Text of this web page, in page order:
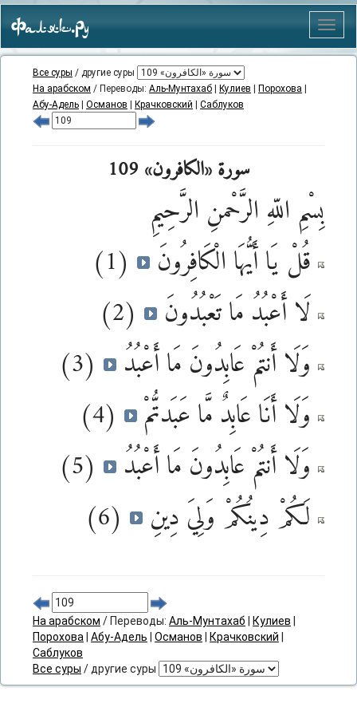
Меню
Фаляк.Ру
Все суры / другие суры
На арабском / Переводы: Аль-Мунтахаб Кулиев Порохова
Абу-Адель
Османов Крачковский Саблуков
سورة «الكافرون» 109
بِسْمِ اللّهِ الرَّحْمنِ الرَّحِيمِ
قُلْ يَا أَيُّهَا الْكَافِرُونَ
(1)
لَا أَعْبُدُ مَا تَعْبُدُونَ
(2)
وَلَا أَنتُمْ عَابِدُونَ مَا أَعْبُدُ
(3)
وَلَا أَنَا عَابِدٌ مَّا عَبَدتُّمْ
(4)
وَلَا أَنتُمْ عَابِدُونَ مَا أَعْبُدُ
(5)
لَكُمْ دِينُكُمْ وَلِيَ دِينِ
(6)
На арабском / Переводы: Аль-Мунтахаб Кулиев
Порохова
Абу-Адель Османов Крачковский
Саблуков
Все суры / другие суры